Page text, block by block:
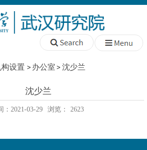
构设置 办公室 沈少兰
沈少兰
：2021-03-29 浏览： 2623